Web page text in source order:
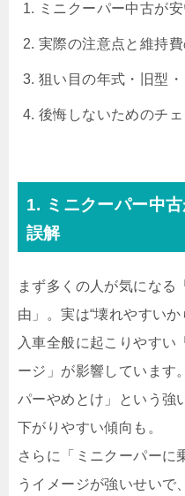
ミニクーパー中古が
実際の注意点と維持
狙い目の年式・旧型
後悔しないためのチ
1. ミニクーパー中
誤解
まず多くの人が気になる
由」。実は“壊れやすい
入車全般に起こりやすい
ージ」が影響しています
パーやめとけ」という強
下がりやすい傾向も。
さらに「ミニクーパーに
うイメージが強いせいで